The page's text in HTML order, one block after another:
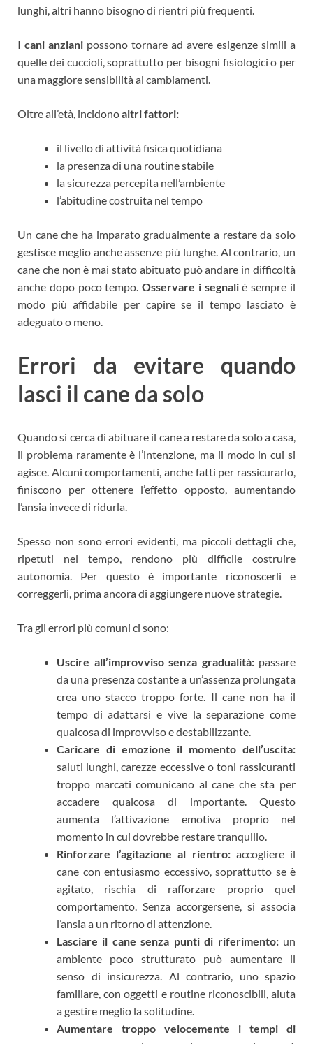
lunghi, altri hanno bisogno di rientri più frequenti.
I cani anziani possono tornare ad avere esigenze simili a
quelle dei cuccioli, soprattutto per bisogni fisiologici o per
una maggiore sensibilità ai cambiamenti.
Oltre all’età, incidonoaltri fattori:
il livello di attività fisica quotidiana
la presenza di una routine stabile
la sicurezza percepita nell’ambiente
l’abitudine costruita nel tempo
Un cane che ha imparato gradualmente a restare da solo
gestisce meglio anche assenze più lunghe. Al contrario, un
cane che non è mai stato abituato può andare in difficoltà
anche dopo poco tempo.Osservare i segnaliè sempre il
modo più affidabile per capire se il tempo lasciato è
adeguato o meno.
Errori da evitare quando
lasci il cane da solo
Quando si cerca di abituare il cane a restare da solo a casa,
il problema raramente è l’intenzione, ma il modo in cui si
agisce. Alcuni comportamenti, anche fatti per rassicurarlo,
finiscono per ottenere l’effetto opposto, aumentando
l’ansia invece di ridurla.
Spesso non sono errori evidenti, ma piccoli dettagli che,
ripetuti nel tempo, rendono più difficile costruire
autonomia. Per questo è importante riconoscerli e
correggerli, prima ancora di aggiungere nuove strategie.
Tra gli errori più comuni ci sono:
Uscire all’improvviso senza gradualità: passare
da una presenza costante a un’assenza prolungata
crea uno stacco troppo forte. Il cane non ha il
tempo di adattarsi e vive la separazione come
qualcosa di improvviso e destabilizzante.
Caricare di emozione il momento dell’uscita:
saluti lunghi, carezze eccessive o toni rassicuranti
troppo marcati comunicano al cane che sta per
accadere qualcosa di importante. Questo
aumenta l’attivazione emotiva proprio nel
momento in cui dovrebbe restare tranquillo.
Rinforzare l’agitazione al rientro: accogliere il
cane con entusiasmo eccessivo, soprattutto se è
agitato, rischia di rafforzare proprio quel
comportamento. Senza accorgersene, si associa
l’ansia a un ritorno di attenzione.
Lasciare il cane senza punti di riferimento: un
ambiente poco strutturato può aumentare il
senso di insicurezza. Al contrario, uno spazio
familiare, con oggetti e routine riconoscibili, aiuta
a gestire meglio la solitudine.
Aumentare troppo velocemente i tempi di